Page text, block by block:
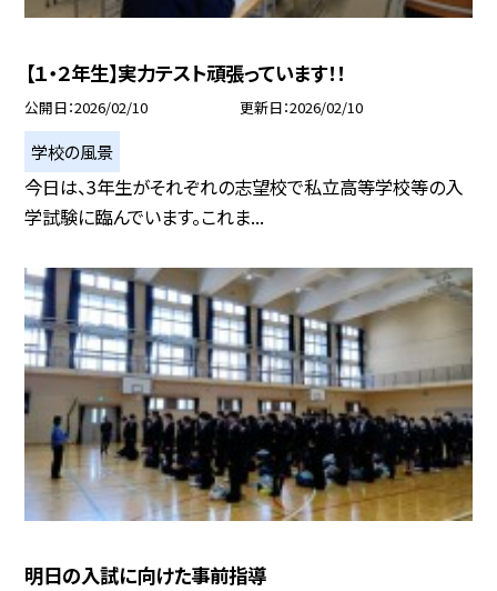
【１・２年生】実力テスト頑張っています！！
公開日 2026/02/10 更新日 2026/02/10
学校の風景
今日は、3年生がそれぞれの志望校で私立高等学校等の入
学試験に臨んでいます。これま...
明日の入試に向けた事前指導